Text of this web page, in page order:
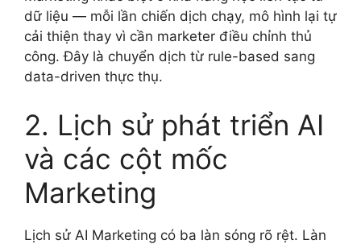
dữ liệu — mỗi lần chiến dịch chạy, mô hình lại tự
cải thiện thay vì cần marketer điều chỉnh thủ
công. Đây là chuyển dịch từ rule-based sang
data-driven thực thụ.
2. Lịch sử phát triển AI
và các cột mốc
Marketing
Lịch sử AI Marketing có ba làn sóng rõ rệt. Làn